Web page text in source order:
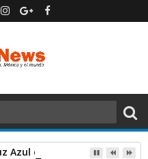
en las Leagues Cup...